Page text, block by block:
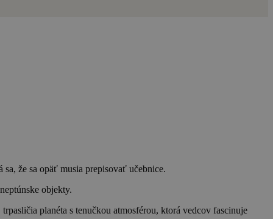
že sa opäť musia prepisovať učebnice.
objekty.
planéta s tenučkou atmosférou, ktorá vedcov fascinuje